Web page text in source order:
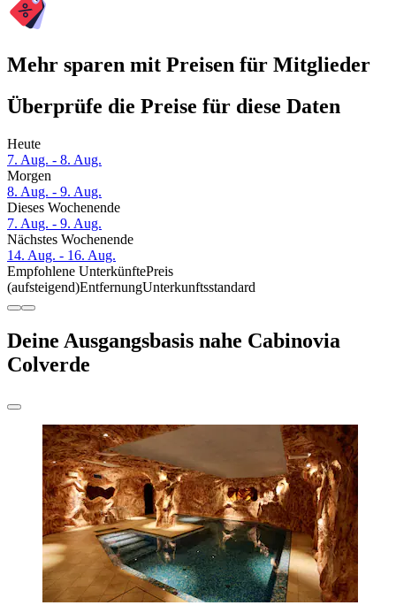
Mehr sparen mit Preisen für Mitglieder
Überprüfe die Preise für diese Daten
Heute
7. Aug. - 8. Aug.
Morgen
8. Aug. - 9. Aug.
Dieses Wochenende
7. Aug. - 9. Aug.
Nächstes Wochenende
14. Aug. - 16. Aug.
Empfohlene UnterkünftePreis
(aufsteigend)EntfernungUnterkunftsstandard
Deine Ausgangsbasis nahe Cabinovia
Colverde